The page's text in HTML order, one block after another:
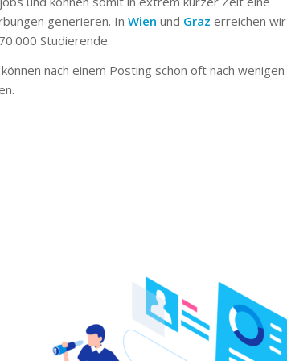
generieren. InWien und Graz erreichen wir
Studierende.
nach einem Posting schon oft nach wenigen